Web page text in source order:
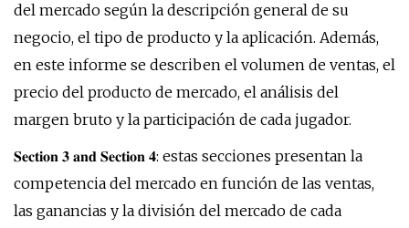
del mercado según la descripción general de su
negocio, el tipo de producto y la aplicación. Además,
en este informe se describen el volumen de ventas, el
precio del producto de mercado, el análisis del
margen bruto y la participación de cada jugador.
𝐒𝐞𝐜𝐭𝐢𝐨𝐧 𝟑 𝐚𝐧𝐝 𝐒𝐞𝐜𝐭𝐢𝐨𝐧 𝟒: estas secciones presentan la
competencia del mercado en función de las ventas,
las ganancias y la división del mercado de cada